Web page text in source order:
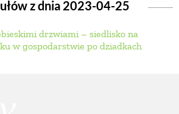
z dnia 2023-04-25
drzwiami – siedlisko na
w gospodarstwie po dziadkach
DOM